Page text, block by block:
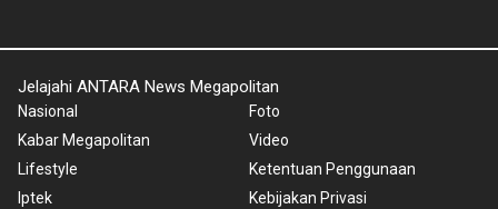
Jelajahi ANTARA News Megapolitan
Nasional
Kabar Megapolitan
Lifestyle
Iptek
Foto
Video
Ketentuan Penggunaan
Kebijakan Privasi